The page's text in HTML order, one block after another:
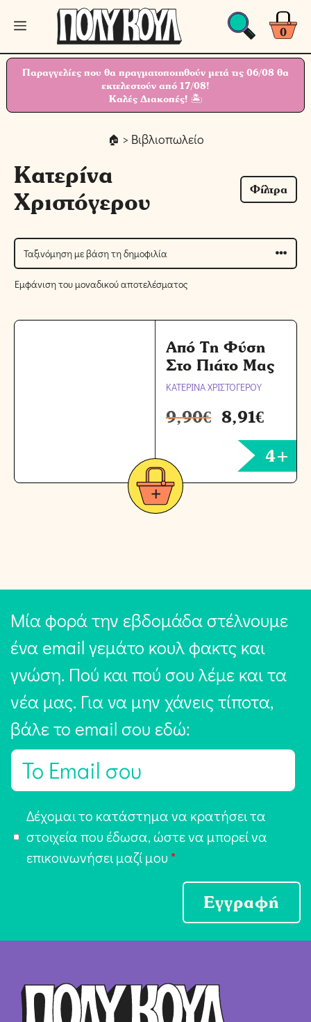
Μετάβαση
περιεχόμενο
0
Μενού
Παραγγελίες που θα πραγματοποιηθούν μετά τις 06/08 θα
εκτελεστούν από 17/08!
Καλές Διακοπές! 🏝
> Βιβλιοπωλείο
Κατερίνα
Χριστόγερου
Φίλτρα
Εμφάνιση του μοναδικού αποτελέσματος
Από Τη Φύση
Στο Πιάτο Μας
ΚΑΤΕΡΙΝΑ ΧΡΙΣΤΟΓΕΡΟΥ
9,90€ 8,91€
4+
Μία φορά την εβδομάδα στέλνουμε
ένα email γεμάτο κουλ φακτς και
γνώση. Πού και πού σου λέμε και τα
νέα μας. Για να μην χάνεις τίποτα,
βάλε το email σου εδώ:
E
π
ή
Δέχομαι το κατάστημα να κρατήσει τα
στοιχεία που έδωσα, ώστε να μπορεί να
επικοινωνήσει μαζί μου *
Εγγραφή